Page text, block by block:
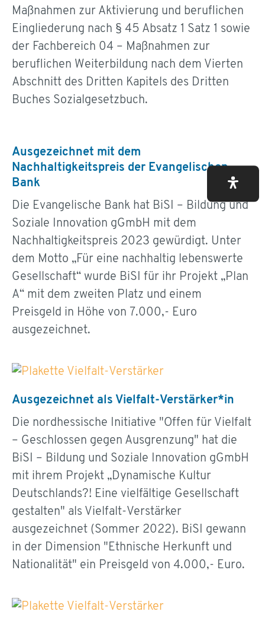
Maßnahmen zur Aktivierung und beruflichen
Eingliederung nach § 45 Absatz 1 Satz 1 sowie
der Fachbereich 04 – Maßnahmen zur
beruflichen Weiterbildung nach dem Vierten
Abschnitt des Dritten Kapitels des Dritten
Buches Sozialgesetzbuch.
Ausgezeichnet mit dem
Nachhaltigkeitspreis der Evangelischen
Bank
Die Evangelische Bank hat BiSI – Bildung und
Soziale Innovation gGmbH mit dem
Nachhaltigkeitspreis 2023 gewürdigt. Unter
dem Motto „Für eine nachhaltig lebenswerte
Gesellschaft“ wurde BiSI für ihr Projekt „Plan
A“ mit dem zweiten Platz und einem
Preisgeld in Höhe von 7.000,- Euro
ausgezeichnet.
Ausgezeichnet als Vielfalt-Verstärker*in
Die nordhessische Initiative "Offen für Vielfalt
– Geschlossen gegen Ausgrenzung" hat die
BiSI – Bildung und Soziale Innovation gGmbH
mit ihrem Projekt „Dynamische Kultur
Deutschlands?! Eine vielfältige Gesellschaft
gestalten" als Vielfalt-Verstärker
ausgezeichnet (Sommer 2022). BiSI gewann
in der Dimension "Ethnische Herkunft und
Nationalität" ein Preisgeld von 4.000,- Euro.